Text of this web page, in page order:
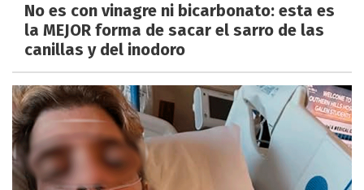
No es con vinagre ni bicarbonato: esta es
la MEJOR forma de sacar el sarro de las
canillas y del inodoro